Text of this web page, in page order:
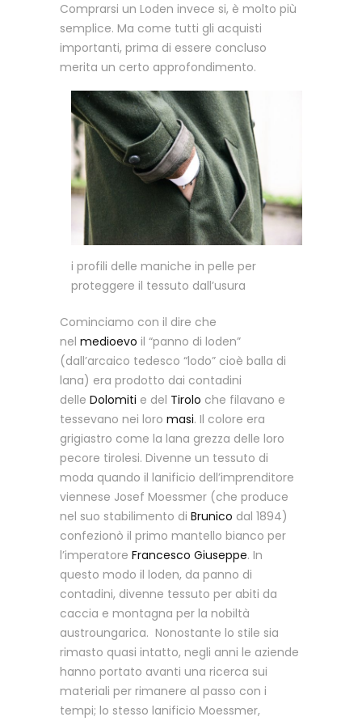
Comprarsi un Loden invece si, è molto più
semplice. Ma come tutti gli acquisti
importanti, prima di essere concluso
merita un certo approfondimento.
i profili delle maniche in pelle per
proteggere il tessuto dall’usura
Cominciamo con il dire che
nel medioevo il “panno di loden”
(dall’arcaico tedesco “lodo” cioè balla di
lana) era prodotto dai contadini
delle Dolomiti e del Tirolo che filavano e
tessevano nei loro masi. Il colore era
grigiastro come la lana grezza delle loro
pecore tirolesi. Divenne un tessuto di
moda quando il lanificio dell’imprenditore
viennese Josef Moessmer (che produce
nel suo stabilimento di Brunico dal 1894)
confezionò il primo mantello bianco per
l’imperatore Francesco Giuseppe. In
questo modo il loden, da panno di
contadini, divenne tessuto per abiti da
caccia e montagna per la nobiltà
austroungarica. Nonostante lo stile sia
rimasto quasi intatto, negli anni le aziende
hanno portato avanti una ricerca sui
materiali per rimanere al passo con i
tempi; lo stesso lanificio Moessmer,